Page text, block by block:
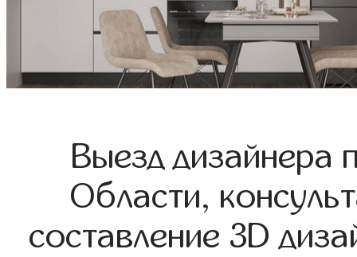
Выезд дизайнера
Области,
составление 3D